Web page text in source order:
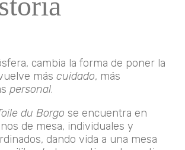
cambia la forma de poner la
más cuidado, más
personal.
du Borgo se encuentra en
de mesa, individuales y
dando vida a una mesa